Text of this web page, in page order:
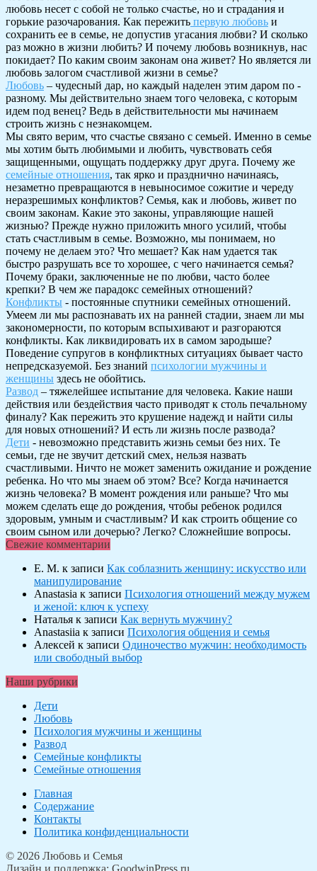
любовь несет с собой не только счастье, но и страдания и
горькие разочарования. Как пережить первую любовь и
сохранить ее в семье, не допустив угасания любви? И сколько
раз можно в жизни любить? И почему любовь возникнув, нас
покидает? По каким своим законам она живет? Но является ли
любовь залогом счастливой жизни в семье?
Любовь – чудесный дар, но каждый наделен этим даром по -
разному. Мы действительно знаем того человека, с которым
идем под венец? Ведь в действительности мы начинаем
строить жизнь с незнакомцем.
Мы свято верим, что счастье связано с семьей. Именно в семье
мы хотим быть любимыми и любить, чувствовать себя
защищенными, ощущать поддержку друг друга. Почему же
семейные отношения, так ярко и празднично начинаясь,
незаметно превращаются в невыносимое сожитие и череду
неразрешимых конфликтов? Семья, как и любовь, живет по
своим законам. Какие это законы, управляющие нашей
жизнью? Прежде нужно приложить много усилий, чтобы
стать счастливым в семье. Возможно, мы понимаем, но
почему не делаем это? Что мешает? Как нам удается так
быстро разрушать все то хорошее, с чего начинается семья?
Почему браки, заключенные не по любви, часто более
крепки? В чем же парадокс семейных отношений?
Конфликты - постоянные спутники семейных отношений.
Умеем ли мы распознавать их на ранней стадии, знаем ли мы
закономерности, по которым вспыхивают и разгораются
конфликты. Как ликвидировать их в самом зародыше?
Поведение супругов в конфликтных ситуациях бывает часто
непредсказуемой. Без знаний психологии мужчины и
женщины здесь не обойтись.
Развод – тяжелейшее испытание для человека. Какие наши
действия или бездействия часто приводят к столь печальному
финалу? Как пережить это крушение надежд и найти силы
для новых отношений? И есть ли жизнь после развода?
Дети - невозможно представить жизнь семьи без них. Те
семьи, где не звучит детский смех, нельзя назвать
счастливыми. Ничто не может заменить ожидание и рождение
ребенка. Но что мы знаем об этом? Все? Когда начинается
жизнь человека? В момент рождения или раньше? Что мы
можем сделать еще до рождения, чтобы ребенок родился
здоровым, умным и счастливым? И как строить общение со
своим сыном или дочерью? Легко? Сложнейшие вопросы.
Свежие комментарии
Е. М. к записи Как соблазнить женщину: искусство или
манипулирование
Anastasia к записи Психология отношений между мужем
и женой: ключ к успеху
Наталья к записи Как вернуть мужчину?
Anastasiia к записи Психология общения и семья
Алексей к записи Одиночество мужчин: необходимость
или свободный выбор
Наши рубрики
Дети
Любовь
Психология мужчины и женщины
Развод
Семейные конфликты
Семейные отношения
Главная
Содержание
Контакты
Политика конфиденциальности
© 2026 Любовь и Семья